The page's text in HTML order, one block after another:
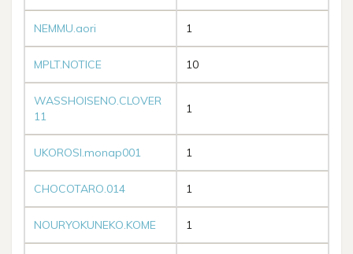
NEMMU.aori 1
MPLT.NOTICE 10
WASSHOISENO.CLOVER
11
1
UKOROSI.monap001 1
CHOCOTARO.014 1
NOURYOKUNEKO.KOME 1